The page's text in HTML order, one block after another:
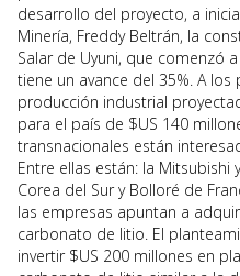
desarrollo del proyecto, a
Minería, Freddy Beltrán, la
Salar de Uyuni, que comenzó
tiene un avance del 35%. A
producción industrial
para el país de $US 140
transnacionales están
Entre ellas están: la Mitsubishi
Corea del Sur y Bolloré de
las empresas apuntan a
carbonato de litio. El
invertir $US 200 millones en